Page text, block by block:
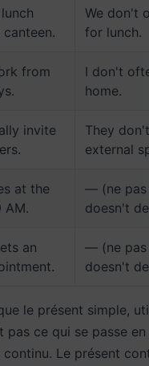
We don't
for lunch.
from
I don't
home.
invite
They
external
at the
AM.
— (ne pas
doesn't
an
— (ne pas
doesn't
le présent simple,
ce qui se passe
Le présent